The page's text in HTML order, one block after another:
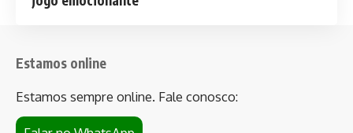
Estamos online
Estamos sempre online. Fale conosco: